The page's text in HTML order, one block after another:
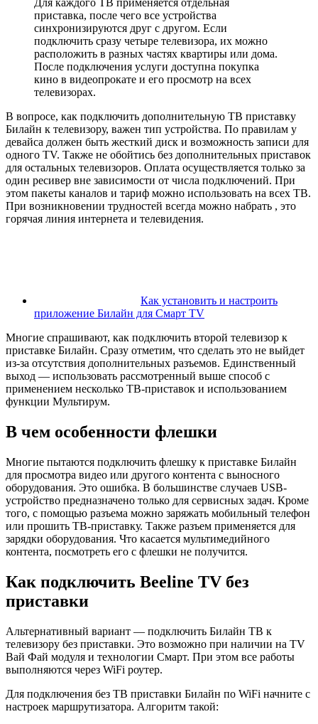
Для каждого ТВ применяется отдельная
приставка, после чего все устройства
синхронизируются друг с другом. Если
подключить сразу четыре телевизора, их можно
расположить в разных частях квартиры или дома.
После подключения услуги доступна покупка
кино в видеопрокате и его просмотр на всех
телевизорах.
В вопросе, как подключить дополнительную ТВ приставку
Билайн к телевизору, важен тип устройства. По правилам у
девайса должен быть жесткий диск и возможность записи для
одного TV. Также не обойтись без дополнительных приставок
для остальных телевизоров. Оплата осуществляется только за
один ресивер вне зависимости от числа подключений. При
этом пакеты каналов и тариф можно использовать на всех ТВ.
При возникновении трудностей всегда можно набрать , это
горячая линия интернета и телевидения.
Как установить и настроить
приложение Билайн для Cмарт TV
Многие спрашивают, как подключить второй телевизор к
приставке Билайн. Сразу отметим, что сделать это не выйдет
из-за отсутствия дополнительных разъемов. Единственный
выход — использовать рассмотренный выше способ с
применением несколько ТВ-приставок и использованием
функции Мультирум.
В чем особенности флешки
Многие пытаются подключить флешку к приставке Билайн
для просмотра видео или другого контента с выносного
оборудования. Это ошибка. В большинстве случаев USB-
устройство предназначено только для сервисных задач. Кроме
того, с помощью разъема можно заряжать мобильный телефон
или прошить ТВ-приставку. Также разъем применяется для
зарядки оборудования. Что касается мультимедийного
контента, посмотреть его с флешки не получится.
Как подключить Beeline TV без
приставки
Альтернативный вариант — подключить Билайн ТВ к
телевизору без приставки. Это возможно при наличии на TV
Вай Фай модуля и технологии Смарт. При этом все работы
выполняются через WiFi роутер.
Для подключения без ТВ приставки Билайн по WiFi начните с
настроек маршрутизатора. Алгоритм такой: